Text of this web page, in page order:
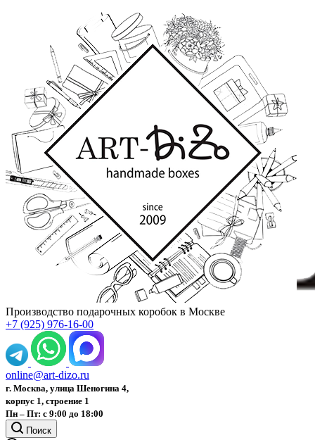
Производство подарочных коробок в Москве
+7 (925) 976-16-00
online@art-dizo.ru
г. Москва, улица Шеногина 4,
корпус 1, строение 1
Пн – Пт: с 9:00 до 18:00
Поиск